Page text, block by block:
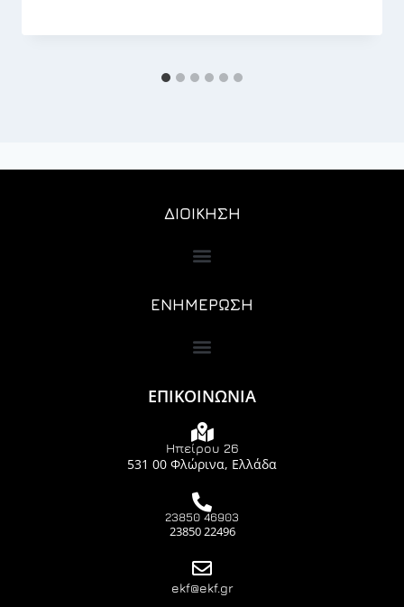
ΔΙΟΙΚΗΣΗ
ΕΝΗΜΕΡΩΣΗ
ΕΠΙΚΟΙΝΩΝΙΑ
Ηπείρου 26
531 00 Φλώρινα, Ελλάδα
23850 46903
23850 22496
ekf@ekf.gr